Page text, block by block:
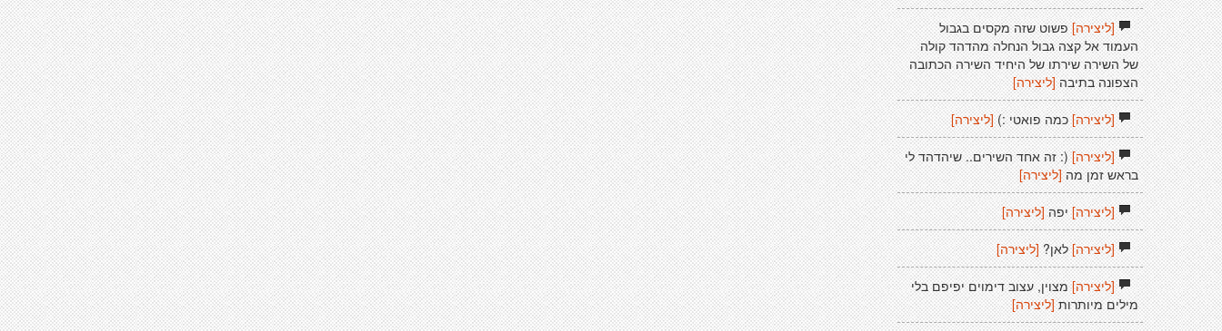
[ליצירה]פשוט שזה מקסים בגבול
העמוד אל קצה גבול הנחלה מהדהד קולה
של השירה שירתו של היחיד השירה הכתובה
הצפונה בתיבה [ליצירה]
[ליצירה]כמה פואטי :) [ליצירה]
[ליצירה](: זה אחד השירים.. שיהדהד לי
בראש זמן מה [ליצירה]
[ליצירה]יפה [ליצירה]
[ליצירה]לאן? [ליצירה]
[ליצירה]מצוין, עצוב דימוים יפיפם בלי
מילים מיותרות[ליצירה]